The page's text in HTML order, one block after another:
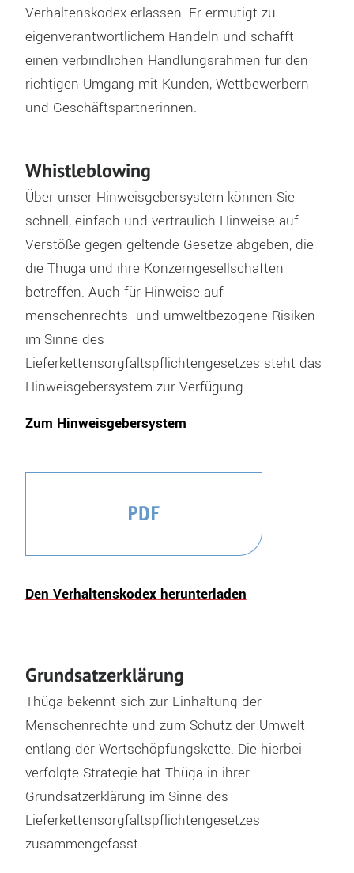
Verhaltenskodex erlassen. Er ermutigt zu
eigenverantwortlichem Handeln und schafft
einen verbindlichen Handlungsrahmen für den
richtigen Umgang mit Kunden, Wettbewerbern
und Geschäftspartnerinnen.
Whistleblowing
Über unser Hinweisgebersystem können Sie
schnell, einfach und vertraulich Hinweise auf
Verstöße gegen geltende Gesetze abgeben, die
die Thüga und ihre Konzerngesellschaften
betreffen. Auch für Hinweise auf
menschenrechts- und umweltbezogene Risiken
im Sinne des
Lieferkettensorgfaltspflichtengesetzes steht das
Hinweisgebersystem zur Verfügung.
Zum Hinweisgebersystem
Den Verhaltenskodex herunterladen
Grundsatzerklärung
Thüga bekennt sich zur Einhaltung der
Menschenrechte und zum Schutz der Umwelt
entlang der Wertschöpfungskette. Die hierbei
verfolgte Strategie hat Thüga in ihrer
Grundsatzerklärung im Sinne des
Lieferkettensorgfaltspflichtengesetzes
zusammengefasst.